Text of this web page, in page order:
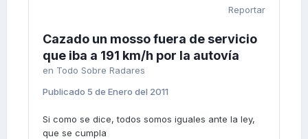
Reportar
Cazado un mosso fuera de servicio
que iba a 191 km/h por la autovía
en Todo Sobre Radares
Publicado 5 de Enero del 2011
Si como se dice, todos somos iguales ante la ley,
que se cumpla